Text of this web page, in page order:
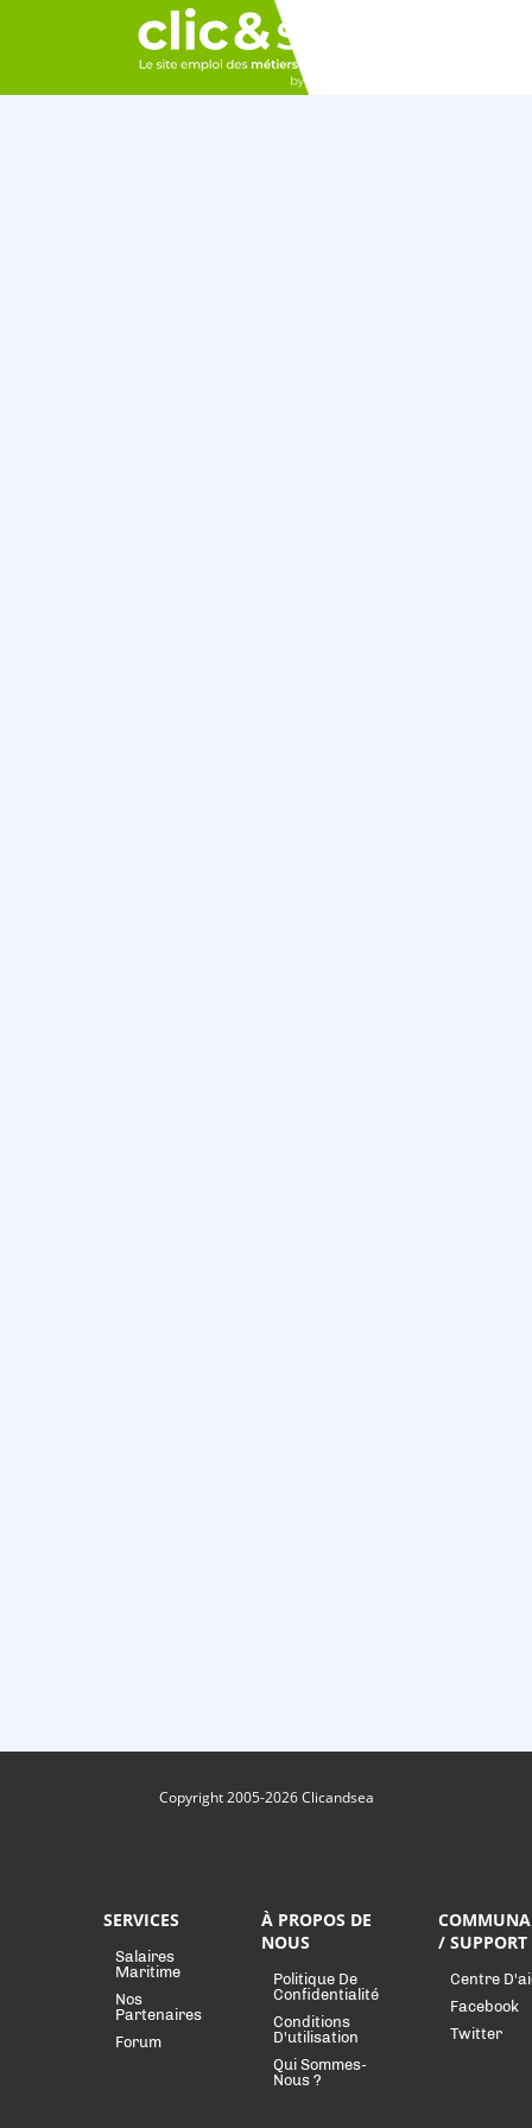
Copyright 2005-2026 Clicandsea
SERVICES
Salaires
Maritime
Nos
Partenaires
Forum
À PROPOS DE
NOUS
Politique De
Confidentialité
Conditions
D'utilisation
Qui Sommes-
Nous ?
/ SUPPORT
Centre
Facebook
Twitter